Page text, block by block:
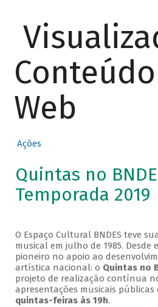
Web
Ações
Quintas no
Temporada 2019
O Espaço Cultural BNDES teve
musical em julho de 1985. Desde
pioneiro no apoio ao
artística nacional: o Quintas no
projeto de realização contínua
apresentações musicais públicas
quintas-feiras às 19h.